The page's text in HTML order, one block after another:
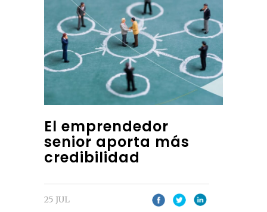
El emprendedor
senior aporta más
credibilidad
25 JUL